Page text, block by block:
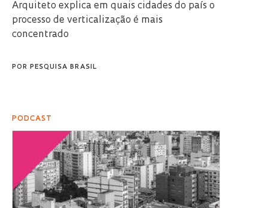
Arquiteto explica em quais cidades do país o
processo de verticalização é mais
concentrado
POR PESQUISA BRASIL
PODCAST